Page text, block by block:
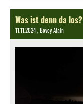
Was ist denn da los?
11.11.2024, Bovey Alain